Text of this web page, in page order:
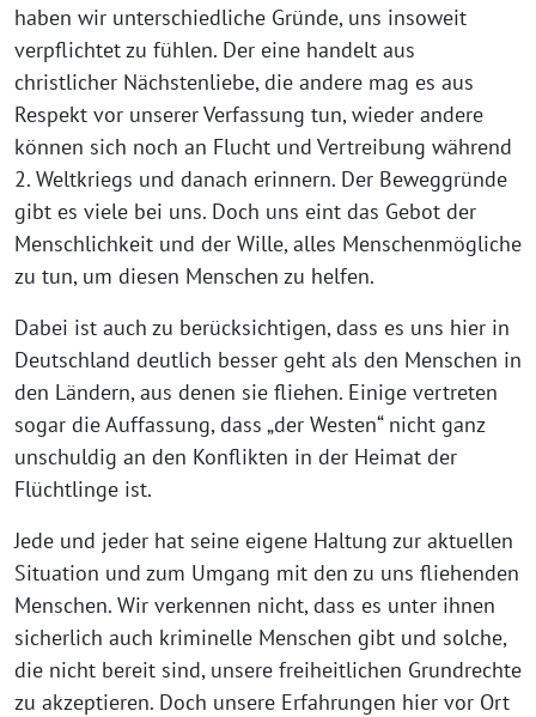
haben wir unterschiedliche Gründe, uns insoweit
verpflichtet zu fühlen. Der eine handelt aus
christlicher Nächstenliebe, die andere mag es aus
Respekt vor unserer Verfassung tun, wieder andere
können sich noch an Flucht und Vertreibung während
2. Weltkriegs und danach erinnern. Der Beweggründe
gibt es viele bei uns. Doch uns eint das Gebot der
Menschlichkeit und der Wille, alles Menschenmögliche
zu tun, um diesen Menschen zu helfen.
Dabei ist auch zu berücksichtigen, dass es uns hier in
Deutschland deutlich besser geht als den Menschen in
den Ländern, aus denen sie fliehen. Einige vertreten
sogar die Auffassung, dass „der Westen“ nicht ganz
unschuldig an den Konflikten in der Heimat der
Flüchtlinge ist.
Jede und jeder hat seine eigene Haltung zur aktuellen
Situation und zum Umgang mit den zu uns fliehenden
Menschen. Wir verkennen nicht, dass es unter ihnen
sicherlich auch kriminelle Menschen gibt und solche,
die nicht bereit sind, unsere freiheitlichen Grundrechte
zu akzeptieren. Doch unsere Erfahrungen hier vor Ort